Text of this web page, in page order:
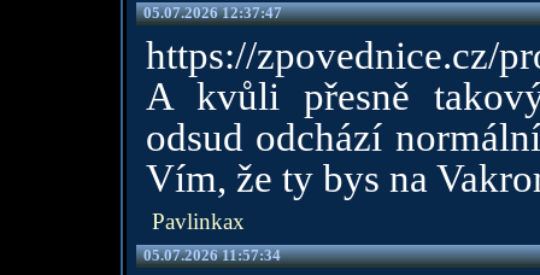
05.07.2026 12:37:47
https://zpovednice.cz/
A kvůli přesně
odsud odchází
Vím, že ty bys na
Pavlinkax
05.07.2026 11:57:34